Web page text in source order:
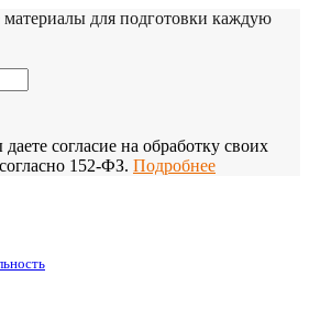
для подготовки каждую
согласие на обработку своих
152-ФЗ. Подробнее